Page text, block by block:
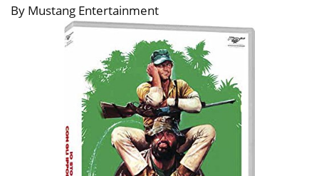
By Mustang Entertainment